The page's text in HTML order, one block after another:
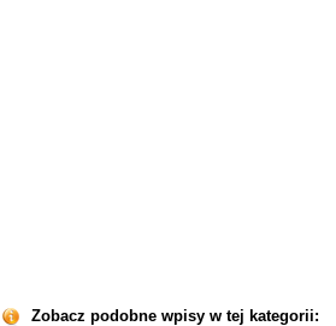
Zobacz podobne wpisy w tej kategorii: